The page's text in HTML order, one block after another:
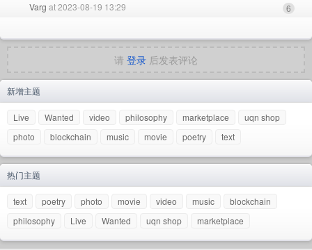
Varg at 2023-08-19 13:29 6
请 登录 后发表评论
新增主题
Live Wanted video philosophy marketplace
uqn shop
photo
blockchain music movie poetry text
热门主题
text poetry photo movie video music
blockchain
philosophy
Live Wanted uqn shop marketplace